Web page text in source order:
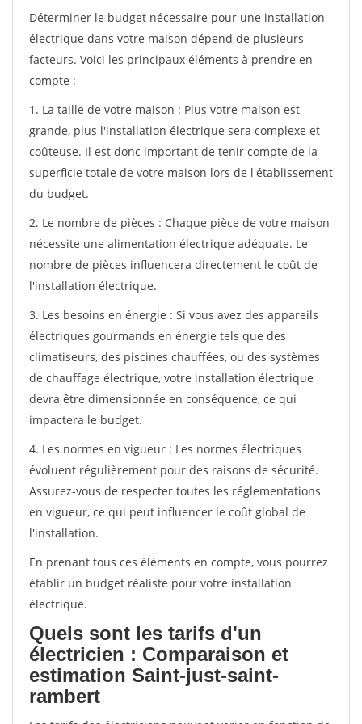
Déterminer le budget nécessaire pour une installation
électrique dans votre maison dépend de plusieurs
facteurs. Voici les principaux éléments à prendre en
compte :
1. La taille de votre maison : Plus votre maison est
grande, plus l'installation électrique sera complexe et
coûteuse. Il est donc important de tenir compte de la
superficie totale de votre maison lors de l'établissement
du budget.
2. Le nombre de pièces : Chaque pièce de votre maison
nécessite une alimentation électrique adéquate. Le
nombre de pièces influencera directement le coût de
l'installation électrique.
3. Les besoins en énergie : Si vous avez des appareils
électriques gourmands en énergie tels que des
climatiseurs, des piscines chauffées, ou des systèmes
de chauffage électrique, votre installation électrique
devra être dimensionnée en conséquence, ce qui
impactera le budget.
4. Les normes en vigueur : Les normes électriques
évoluent régulièrement pour des raisons de sécurité.
Assurez-vous de respecter toutes les réglementations
en vigueur, ce qui peut influencer le coût global de
l'installation.
En prenant tous ces éléments en compte, vous pourrez
établir un budget réaliste pour votre installation
électrique.
Quels sont les tarifs d'un
électricien : Comparaison et
estimation Saint-just-saint-
rambert